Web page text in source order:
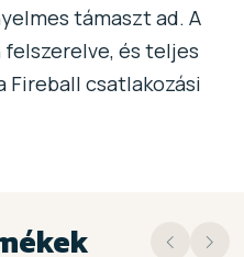
támaszt ad. A
felszerelve, és teljes
csatlakozási